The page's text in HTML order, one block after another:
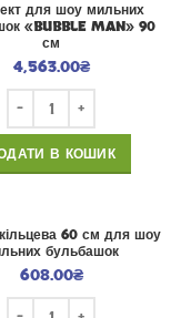
для шоу мильних
«BUBBLE MAN» 90
см
4,563.00₴
В КОШИК
60 см для шоу
бульбашок
608.00₴